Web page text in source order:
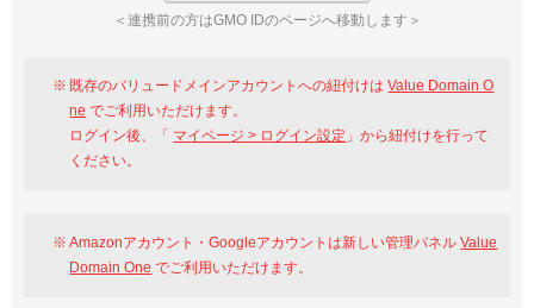
＜連携前の方はGMO IDのページへ移動します＞
既存のバリュードメインアカウントへの紐付けはValue Domain O
ne でご利用いただけます。
ログイン後、「 マイページ > ログイン設定 」から紐付けを行って
ください。
Amazonアカウント・Googleアカウントは新しい管理パネルValue
Domain One でご利用いただけます。